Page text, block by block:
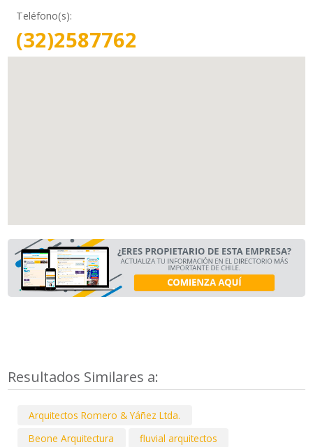
Teléfono(s):
(32)2587762
Resultados Similares a:
Arquitectos Romero & Yáñez Ltda.
Beone Arquitectura
fluvial arquitectos